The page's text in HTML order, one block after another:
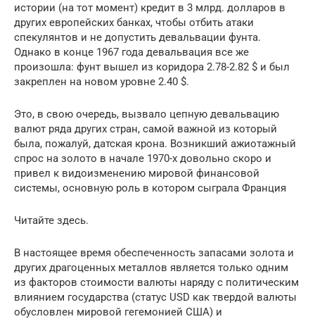
истории (на тот момент) кредит в 3 млрд. долларов в
других европейских банках, чтобы отбить атаки
спекулянтов и не допустить девальвации фунта.
Однако в конце 1967 года девальвация все же
произошла: фунт вышел из коридора 2.78-2.82 $ и был
закреплен на новом уровне 2.40 $.
Это, в свою очередь, вызвало цепную девальвацию
валют ряда других стран, самой важной из который
была, пожалуй, датская крона. Возникший ажиотажный
спрос на золото в начале 1970-х довольно скоро и
привел к видоизменению мировой финансовой
системы, основную роль в котором сыграла Франция
Читайте здесь.
В настоящее время обеспеченность запасами золота и
других драгоценных металлов является только одним
из факторов стоимости валюты наряду с политическим
влиянием государства (статус USD как твердой валюты
обусловлен мировой гегемонией США) и